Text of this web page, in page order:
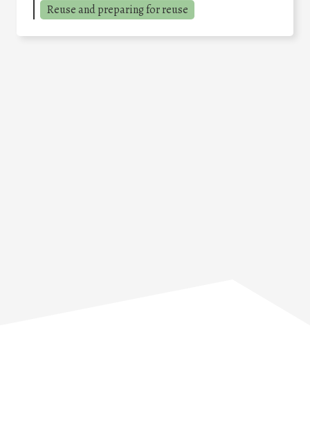
Reuse and preparing for reuse